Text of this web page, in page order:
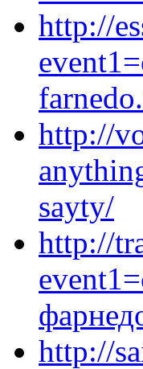
http://
http://
sayty/
http://
http://